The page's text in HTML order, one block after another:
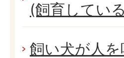
(飼育してい
飼い犬が人